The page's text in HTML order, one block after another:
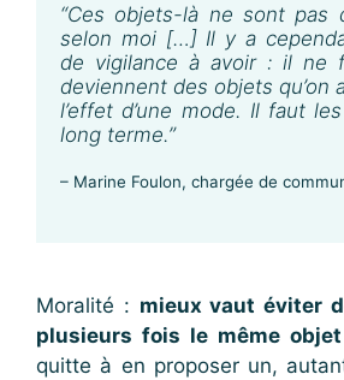
“Ces objets-là ne sont pas
selon moi […] Il y a
de vigilance à avoir : il ne
deviennent des objets qu’on
l’effet d’une mode. Il faut
long terme.”
– Marine Foulon, chargée de
Moralité : mieux vaut éviter
plusieurs fois le même
quitte à en proposer un,